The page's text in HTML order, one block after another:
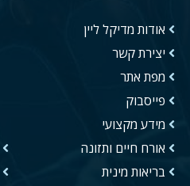
אודות מדיקל ליין
יצירת קשר
מפת אתר
פייסבוק
מידע מקצועי
אורח חיים ותזונה
בריאות מינית